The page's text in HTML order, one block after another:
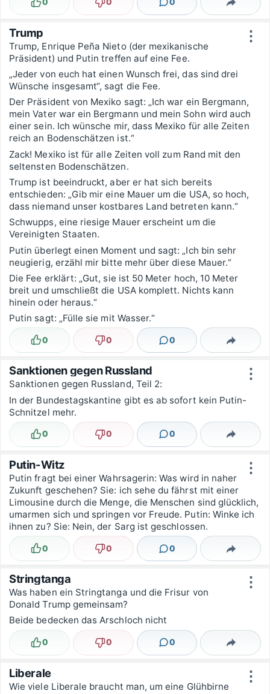
Lustig Nicht lustig Kommentare Teilen
⋮
Trump
Trump, Enrique Peña Nieto (der mexikanische
Präsident) und Putin treffen auf eine Fee.
„Jeder von euch hat einen Wunsch frei, das sind drei
Wünsche insgesamt“, sagt die Fee.
Der Präsident von Mexiko sagt: „Ich war ein Bergmann,
mein Vater war ein Bergmann und mein Sohn wird auch
einer sein. Ich wünsche mir, dass Mexiko für alle Zeiten
reich an Bodenschätzen ist.“
Zack! Mexiko ist für alle Zeiten voll zum Rand mit den
seltensten Bodenschätzen.
Trump ist beeindruckt, aber er hat sich bereits
entschieden: „Gib mir eine Mauer um die USA, so hoch,
dass niemand unser kostbares Land betreten kann.“
Schwupps, eine riesige Mauer erscheint um die
Vereinigten Staaten.
Putin überlegt einen Moment und sagt: „Ich bin sehr
neugierig, erzähl mir bitte mehr über diese Mauer.“
Die Fee erklärt: „Gut, sie ist 50 Meter hoch, 10 Meter
breit und umschließt die USA komplett. Nichts kann
hinein oder heraus.“
Putin sagt: „Fülle sie mit Wasser.“
Lustig
0 Nicht lustig
0 0
Kommentare Teilen
⋮
Sanktionen gegen Russland
Sanktionen gegen Russland, Teil 2:
In der Bundestagskantine gibt es ab sofort kein Putin-
Schnitzel mehr.
Lustig
0 Nicht lustig
0 0
Kommentare Teilen
⋮
Putin-Witz
Putin fragt bei einer Wahrsagerin: Was wird in naher
Zukunft geschehen? Sie: ich sehe du fährst mit einer
Limousine durch die Menge, die Menschen sind glücklich,
umarmen sich und springen vor Freude. Putin: Winke ich
ihnen zu? Sie: Nein, der Sarg ist geschlossen.
Lustig
0 Nicht lustig
0 0
Kommentare Teilen
⋮
Stringtanga
Was haben ein Stringtanga und die Frisur von
Donald Trump gemeinsam?
Beide bedecken das Arschloch nicht
Lustig
0 Nicht lustig
0 0
Kommentare Teilen
⋮
Liberale
Wie viele Liberale braucht man, um eine Glühbirne